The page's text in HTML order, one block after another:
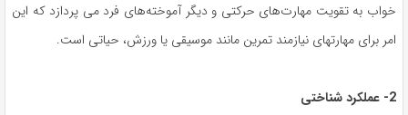
خواب به تقویت مهارت‌های حرکتی و دیگر آموخته‌های فرد می پردازد که این
امر برای مهارتهای نیازمند تمرین مانند موسیقی یا ورزش، حیاتی است.
2- عملکرد شناختی